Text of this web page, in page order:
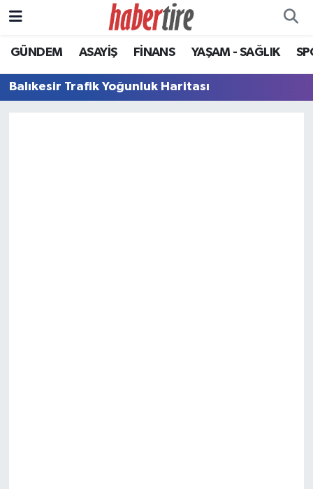
GÜNDEM ASAYİŞ FİNANS YAŞAM - SAĞLIK
Balıkesir Trafik Yoğunluk Haritası
Tire Nöbetçi Eczaneler
Tire Hava Durumu